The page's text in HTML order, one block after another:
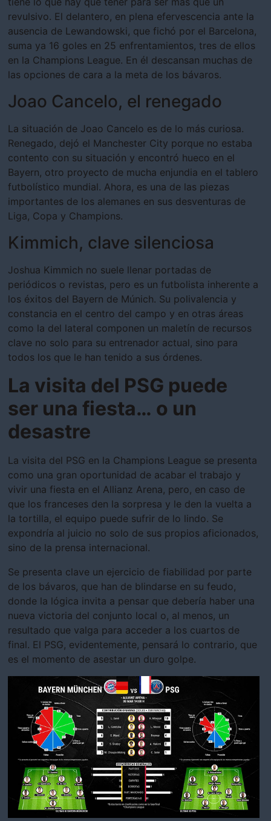
revulsivo. El delantero, en plena efervescencia ante la
ausencia de Lewandowski, que fichó por el Barcelona,
suma ya 16 goles en 25 enfrentamientos, tres de ellos
en la Champions League. En él descansan muchas de
las opciones de cara a la meta de los bávaros.
Joao Cancelo, el renegado
La situación de Joao Cancelo es de lo más curiosa.
Renegado, dejó el Manchester City porque no estaba
contento con su situación y encontró hueco en el
Bayern, otro proyecto de mucha enjundia en el tablero
futbolístico mundial. Ahora, es una de las piezas
importantes de los alemanes en sus desventuras de
Liga, Copa y Champions.
Kimmich, clave silenciosa
Joshua Kimmich no suele llenar portadas de
periódicos o revistas, pero es un futbolista inherente a
los éxitos del Bayern de Múnich. Su polivalencia y
constancia en el centro del campo y en otras áreas
como la del lateral componen un maletín de recursos
clave no solo para su entrenador actual, sino para
todos los que le han tenido a sus órdenes.
La visita del PSG puede
ser una fiesta… o un
desastre
La visita del PSG en la Champions League se presenta
como una gran oportunidad de acabar el trabajo y
vivir una fiesta en el Allianz Arena, pero, en caso de
que los franceses den la sorpresa y le den la vuelta a
la tortilla, el equipo puede sufrir de lo lindo. Se
expondría al juicio no solo de sus propios aficionados,
sino de la prensa internacional.
Se presenta clave un ejercicio de fiabilidad por parte
de los bávaros, que han de blindarse en su feudo,
donde la lógica invita a pensar que debería haber una
nueva victoria del conjunto local o, al menos, un
resultado que valga para acceder a los cuartos de
final. El PSG, evidentemente, pensará lo contrario, que
es el momento de asestar un duro golpe.